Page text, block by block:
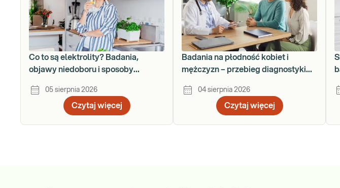
Co to są elektrolity? Badania,
objawy niedoboru i sposoby
05 sierpnia 2026
Czytaj więcej
Badania na płodność kobiet i
mężczyzn – przebieg diagnostyki
04 sierpnia 2026
Czytaj więcej